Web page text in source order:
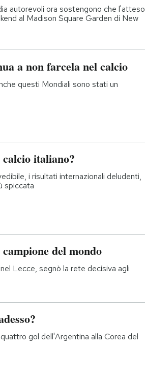
autorevoli ora sostengono che l'atteso
al Madison Square Garden di New
a non farcela nel calcio
questi Mondiali sono stati un
italiano?
i risultati internazionali deludenti,
spiccata
del mondo
Lecce, segnò la rete decisiva agli
gol dell'Argentina alla Corea del